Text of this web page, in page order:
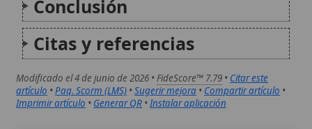
católica en la India, vinculada históricamente
a la misión del Tíbet y erigida como sede
metropolitana a finales del siglo XIX. Su
historia se apoya en una sucesión de...
Autor:Comité editorial
Artículo supervisado por el Comité